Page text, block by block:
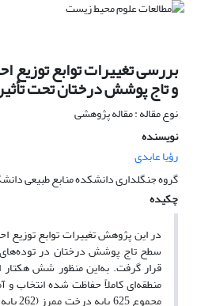
بررسی تغییرات توابع توزیع
و تاج پوشش درختان تحت
نوع مقاله : مقاله پژوهشی
نویسنده
رؤیا عابدی
گروه جنگلداری دانشکده منابع طبیعی
چکیده
در این پژوهش تغییرات توابع توزیع
سطح تاج پوشش درختان در توده‌های
قرار گرفت. به‌این منظور شش هکتار
منطقه‌ای کاملاً حفاظت شده انتخاب